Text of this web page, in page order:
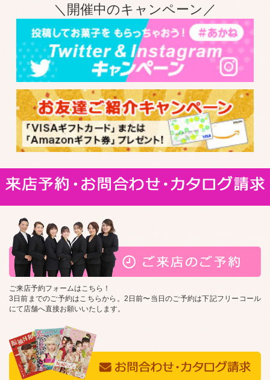
＼開催中のキャンペーン／
ご来店予約フォームはこちら！
3日前までのご予約はこちらから。2日前〜当日のご予約は下記フリーコール
にて店舗へ直接お願いいたします。